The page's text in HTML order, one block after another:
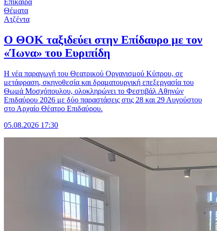
Θέματα
Ατζέντα
Ο ΘΟΚ ταξιδεύει στην Επίδαυρο με τον
«Ίωνα» του Ευριπίδη
Η νέα παραγωγή του Θεατρικού Οργανισμού Κύπρου, σε
μετάφραση, σκηνοθεσία και δραματουργική επεξεργασία του
Θωμά Μοσχόπουλου, ολοκληρώνει το Φεστιβάλ Αθηνών
Επιδαύρου 2026 με δύο παραστάσεις στις 28 και 29 Αυγούστου
στο Αρχαίο Θέατρο Επιδαύρου.
05.08.2026 17:30